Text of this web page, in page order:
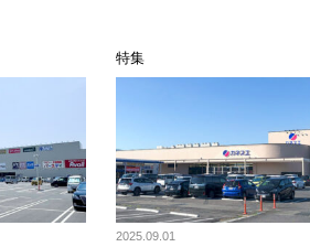
特集
2025.09.01